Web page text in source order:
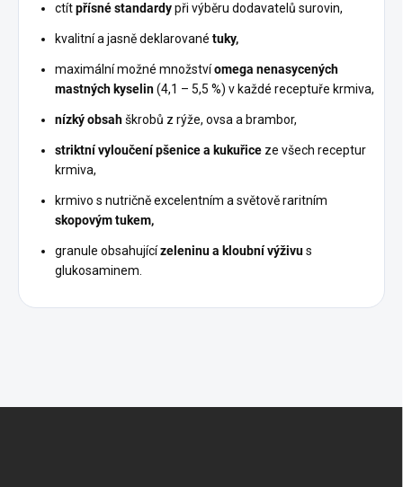
ctítpřísné standardypři výběru dodavatelů surovin,
kvalitní a jasně deklarované tuky,
maximální možné množstvíomega nenasycených
mastných kyselin(4,1 – 5,5 %) v každé receptuře krmiva,
nízký obsahškrobů z rýže, ovsa a brambor,
striktní vyloučení pšenice a kukuřice ze všech receptur
krmiva,
krmivo s nutričně excelentním a světově raritním
skopovým tukem,
granule obsahujícízeleninu a kloubní výživus
glukosaminem.